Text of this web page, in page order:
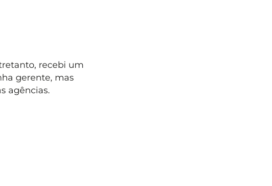
recebi um
gerente, mas
agências.